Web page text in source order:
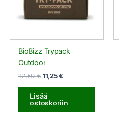
BioBizz Trypack
Outdoor
12,50€ 11,25€
Lisää
ostoskoriin